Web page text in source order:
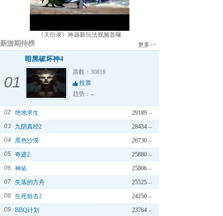
《天衍录》神器新玩法视频首曝
新游期待榜 更多>>
01
暗黑破坏神4
票数：30818
投票
趋势：
02 29189
绝地求生
03
28434
九阴真经2
04
26730
黑色沙漠
05
25880
奇迹2
06
25806
神佑
07
25525
失落的方舟
08
24250
生死狙击2
09
23764
BBQ计划